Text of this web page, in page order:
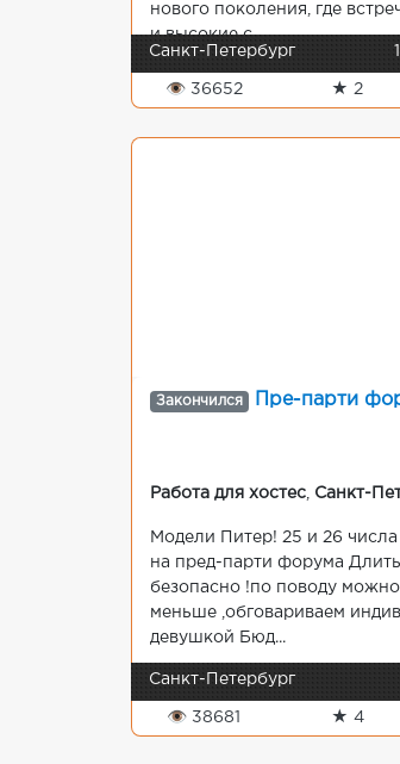
нового поколения, где
и высокие с...
Санкт-Петербург
👁 36652 ★ 2
Закончился Пре-парти
Работа для хостес Санкт-
Модели Питер! 25 и 26
на пред-парти форума
безопасно !по поводу
меньше ,обговариваем
девушкой Бюд...
Санкт-Петербург
👁 38681 ★ 4